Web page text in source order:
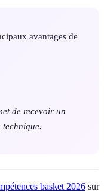
avantages de
de recevoir un
technique.
basket 2026 sur